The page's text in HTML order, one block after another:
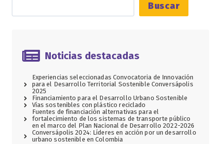
Buscar
Noticias destacadas
Experiencias seleccionadas Convocatoria de Innovación
para el Desarrollo Territorial Sostenible Conversápolis
2025
Financiamiento para el Desarrollo Urbano Sostenible
Vías sostenibles con plástico reciclado
Fuentes de financiación alternativas para el
fortalecimiento de los sistemas de transporte público
en el marco del Plan Nacional de Desarrollo 2022-2026
Conversápolis 2024: Líderes en acción por un desarrollo
urbano sostenible en Colombia